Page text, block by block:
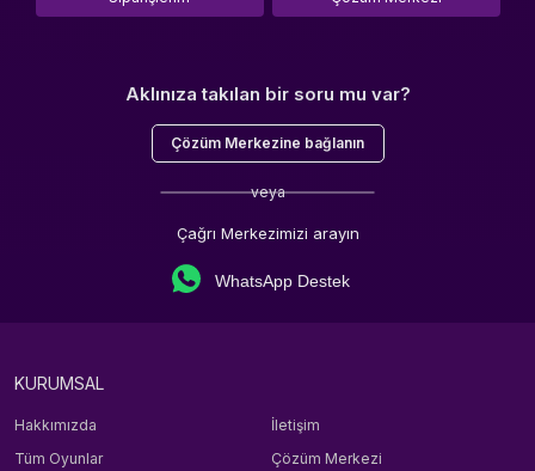
Aklınıza takılan bir soru mu var?
Çözüm Merkezine bağlanın
veya
Çağrı Merkezimizi arayın
WhatsApp Destek
KURUMSAL
Hakkımızda
İletişim
Tüm Oyunlar
Çözüm Merkezi